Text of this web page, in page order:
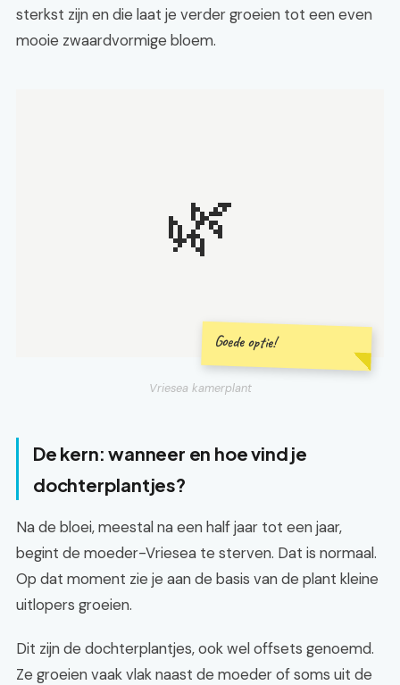
sterkst zijn en die laat je verder groeien tot een even
mooie zwaardvormige bloem.
🌿
Goede optie!
Vriesea kamerplant
De kern: wanneer en hoe vind je
dochterplantjes?
Na de bloei, meestal na een half jaar tot een jaar,
begint de moeder-Vriesea te sterven. Dat is normaal.
Op dat moment zie je aan de basis van de plant kleine
uitlopers groeien.
Dit zijn de dochterplantjes, ook wel offsets genoemd.
Ze groeien vaak vlak naast de moeder of soms uit de